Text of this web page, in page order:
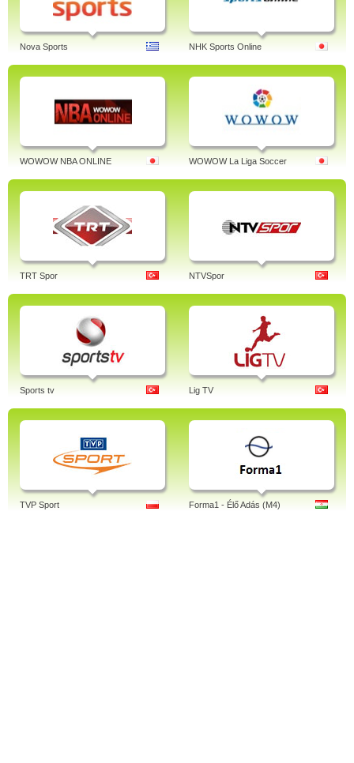
Nova Sports NHK Sports Online
WOWOW NBA ONLINE WOWOW La Liga Soccer
TRT Spor NTVSpor
Sports tv Lig TV
TVP Sport Forma1 - Élő Adás (M4)